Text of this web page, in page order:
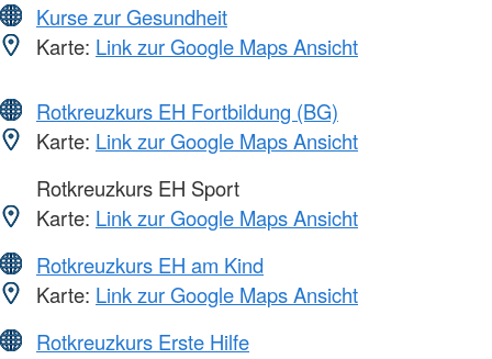
Kurse zur Gesundheit
Karte: Link zur Google Maps Ansicht
Rotkreuzkurs EH Fortbildung (BG)
Karte: Link zur Google Maps Ansicht
Rotkreuzkurs EH Sport
Karte: Link zur Google Maps Ansicht
Rotkreuzkurs EH am Kind
Karte: Link zur Google Maps Ansicht
Rotkreuzkurs Erste Hilfe